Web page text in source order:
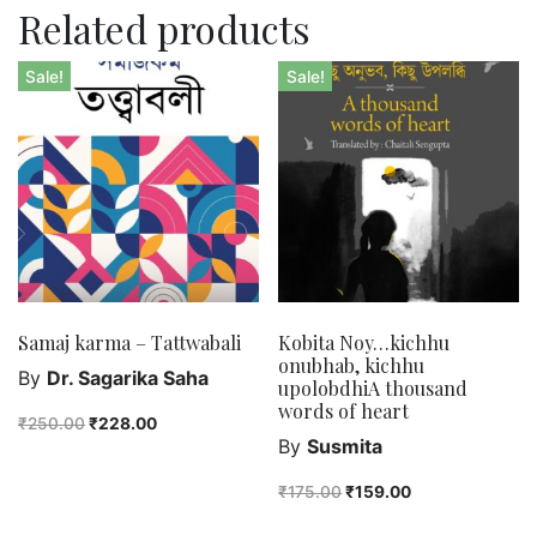
Related products
Sale!
Samaj karma – Tattwabali
By Dr. Sagarika Saha
₹250.00₹228.00
Sale!
Kobita Noy…kichhu
onubhab, kichhu
upolobdhiA thousand
words of heart
BySusmita
₹175.00₹159.00